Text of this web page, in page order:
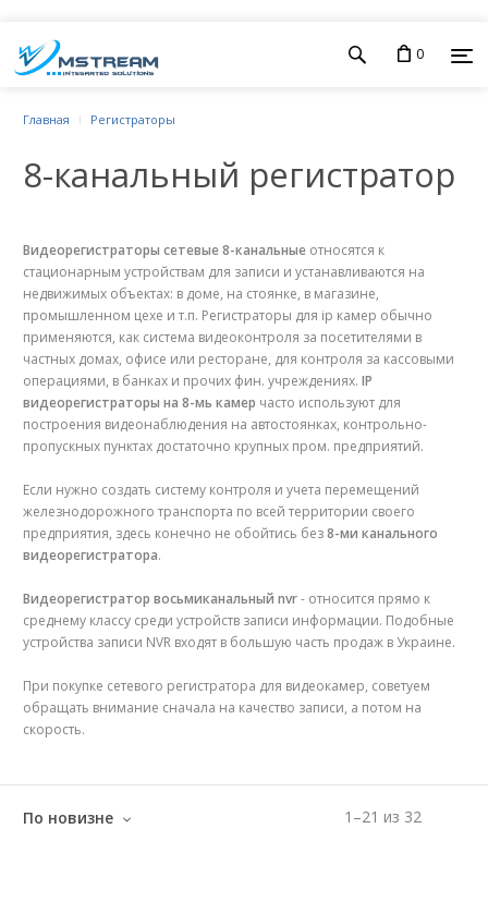
0
Главная Регистраторы
8-канальный регистратор
Видеорегистраторы сетевые 8-канальные относятся к
стационарным устройствам для записи и устанавливаются на
недвижимых объектах: в доме, на стоянке, в магазине,
промышленном цехе и т.п. Регистраторы для ip камер обычно
применяются, как система видеоконтроля за посетителями в
частных домах, офисе или ресторане, для контроля за кассовыми
операциями, в банках и прочих фин. учреждениях. IP
видеорегистраторы на 8-мь камер часто используют для
построения видеонаблюдения на автостоянках, контрольно-
пропускных пунктах достаточно крупных пром. предприятий.
Если нужно создать систему контроля и учета перемещений
железнодорожного транспорта по всей территории своего
предприятия, здесь конечно не обойтись без8-ми канального
видеорегистратора.
Видеорегистратор восьмиканальный nvr- относится прямо к
среднему классу среди устройств записи информации. Подобные
устройства записи NVR входят в большую часть продаж в Украине.
При покупке сетевого регистратора для видеокамер, советуем
обращать внимание сначала на качество записи, а потом на
скорость.
1 –21 из 32
По новизне